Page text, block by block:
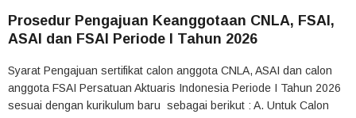
Prosedur Pengajuan Keanggotaan CNLA, FSAI,
ASAI dan FSAI Periode I Tahun 2026
Syarat Pengajuan sertifikat calon anggota CNLA, ASAI dan calon
anggota FSAI Persatuan Aktuaris Indonesia Periode I Tahun 2026
sesuai dengan kurikulum baru sebagai berikut : A. Untuk Calon